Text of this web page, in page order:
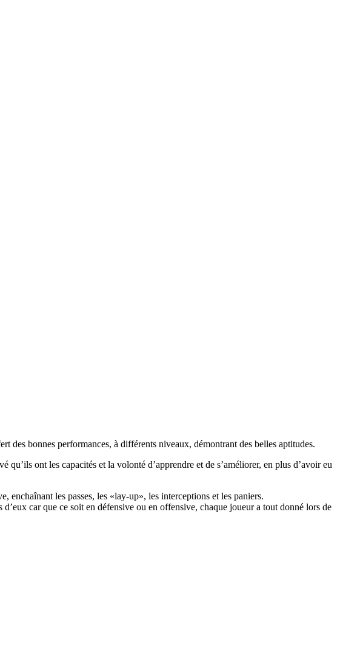
des bonnes performances, à différents niveaux, démontrant des belles aptitudes.
ont les capacités et la volonté d’apprendre et de s’améliorer, en plus d’avoir eu
enchaînant les passes, les «lay-up», les interceptions et les paniers.
car que ce soit en défensive ou en offensive, chaque joueur a tout donné lors de